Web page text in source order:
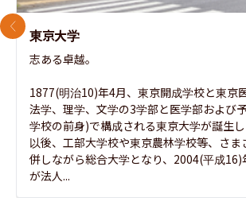
東京大学
志ある卓越。
1877(明治10)年4月、東京開成学校と東京
法学、理学、文学の3学部と医学部および
学校の前身)で構成される東京大学が誕生し
以後、工部大学校や東京農林学校等、さま
併しながら総合大学となり、2004(平成
が法人...
前のスライド